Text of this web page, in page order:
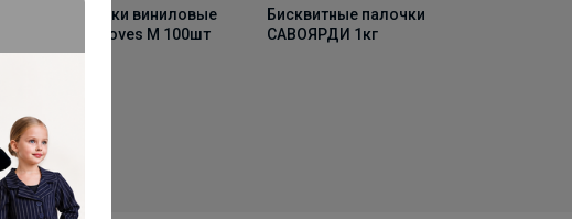
Бисквитные палочки
САВОЯРДИ 1кг
Перчатки виниловые
vinyl gloves L 100шт